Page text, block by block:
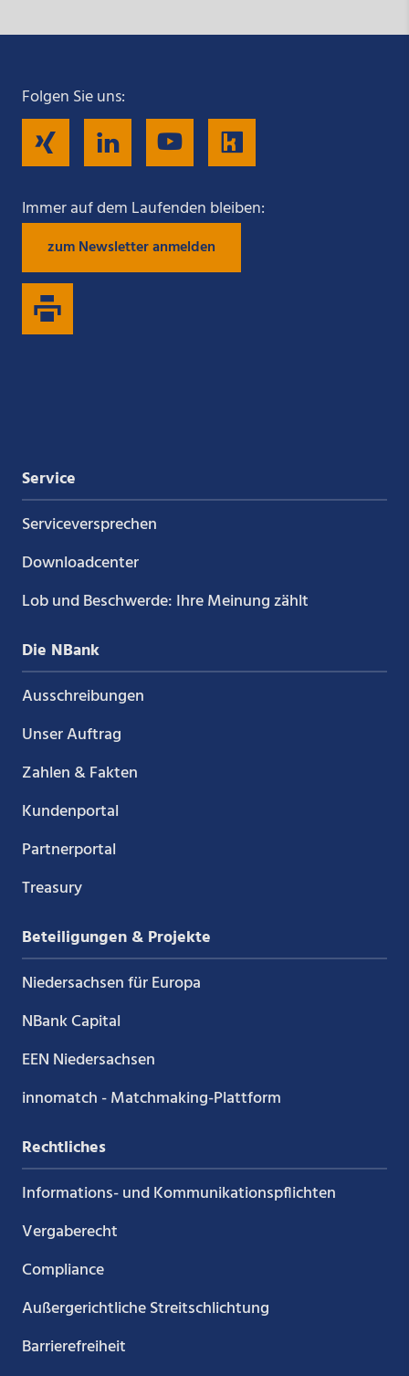
Folgen Sie uns:
Folgen
Sie
uns
auf
Folgen
Sie
uns
Folgen
Sie
uns
Sie
Immer auf dem Laufenden bleiben:
zum Newsletter anmelden
Service
Service­versprechen
Downloadcenter
Lob und Beschwerde: Ihre Meinung zählt
Die NBank
Ausschreibungen
Unser Auftrag
Zahlen & Fakten
Kundenportal
Partnerportal
Treasury
Beteiligungen & Projekte
Niedersachsen für Europa
NBank Capital
EEN Niedersachsen
innomatch - Matchmaking-Plattform
Rechtliches
Informations- und Kommunikations­pflichten
Vergaberecht
Compliance
Außergerichtliche Streitschlichtung
Barrierefreiheit